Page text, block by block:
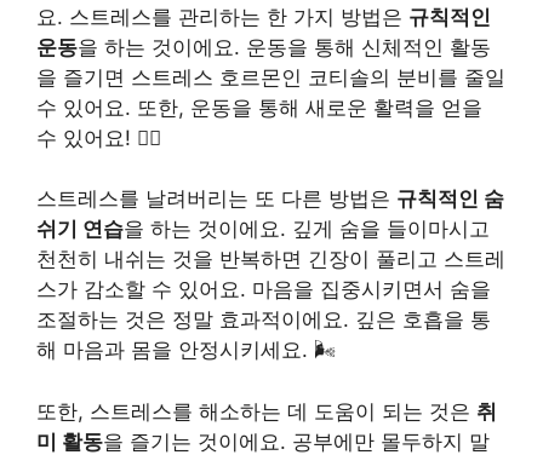
요. 스트레스를 관리하는 한 가지 방법은 규칙적인
운동을 하는 것이에요. 운동을 통해 신체적인 활동
을 즐기면 스트레스 호르몬인 코티솔의 분비를 줄일
수 있어요. 또한, 운동을 통해 새로운 활력을 얻을
수 있어요! 🏋️‍♂️
스트레스를 날려버리는 또 다른 방법은 규칙적인 숨
쉬기 연습을 하는 것이에요. 깊게 숨을 들이마시고
천천히 내쉬는 것을 반복하면 긴장이 풀리고 스트레
스가 감소할 수 있어요. 마음을 집중시키면서 숨을
조절하는 것은 정말 효과적이에요. 깊은 호흡을 통
해 마음과 몸을 안정시키세요. 🌬️
또한, 스트레스를 해소하는 데 도움이 되는 것은 취
미 활동을 즐기는 것이에요. 공부에만 몰두하지 말